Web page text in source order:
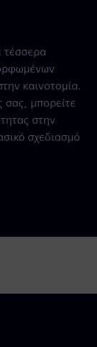
τέσσερα
καινοτομία.
σας, μπορείτε
στην
σχεδιασμό